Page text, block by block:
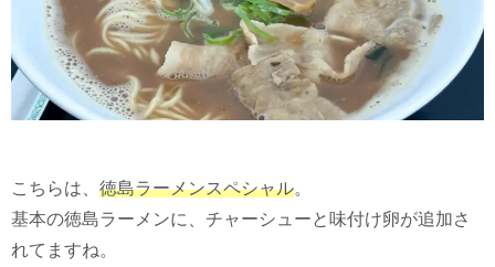
こちらは、 徳島ラーメンスペシャル。
基本の徳島ラーメンに、チャーシューと味付け卵が追加さ
れてますね。